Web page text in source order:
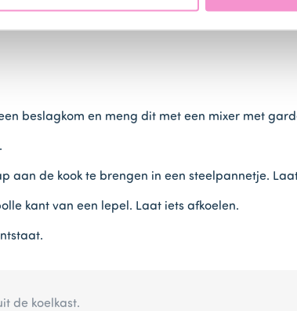
beslagkom en meng dit met een mixer met
aan de kook te brengen in een steelpannetje.
kant van een lepel. Laat iets afkoelen.
de koelkast.